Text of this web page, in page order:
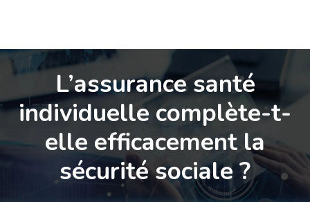
L’assurance santé
individuelle complète-t-
elle efficacement la
sécurité sociale ?